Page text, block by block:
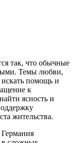
так, что обычные
Темы любви,
помощь и
к
ясность и
жительства.